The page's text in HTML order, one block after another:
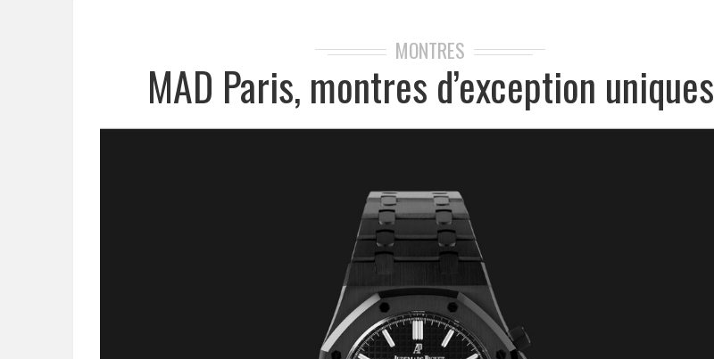
MONTRES
MAD Paris, montres d’exception uniques